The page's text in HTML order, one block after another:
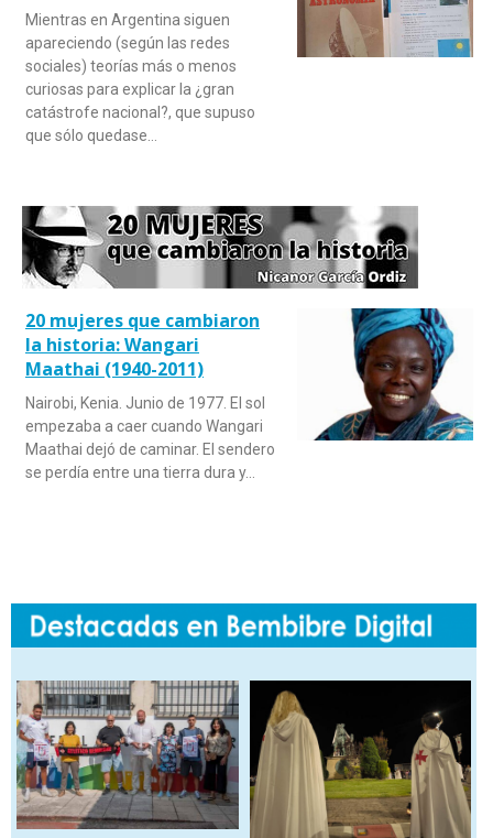
Mientras en Argentina siguen
apareciendo (según las redes
sociales) teorías más o menos
curiosas para explicar la ¿gran
catástrofe nacional?, que supuso
que sólo quedase…
20 mujeres que cambiaron
la historia: Wangari
Maathai (1940-2011)
Nairobi, Kenia. Junio de 1977. El sol
empezaba a caer cuando Wangari
Maathai dejó de caminar. El sendero
se perdía entre una tierra dura y…